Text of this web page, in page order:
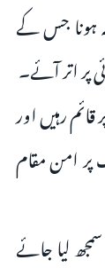
ہونا جس کے
پر اتر آئے۔
رہیں اور
پر امن مقام
لیا جائے